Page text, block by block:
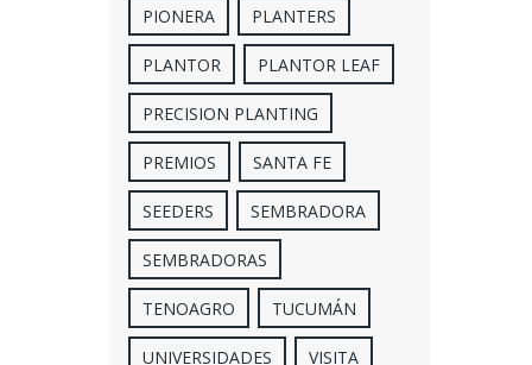
PIONERA PLANTERS
PLANTOR PLANTOR LEAF
PRECISION PLANTING
PREMIOS SANTA FE
SEEDERS SEMBRADORA
SEMBRADORAS
TENOAGRO TUCUMÁN
UNIVERSIDADES VISITA